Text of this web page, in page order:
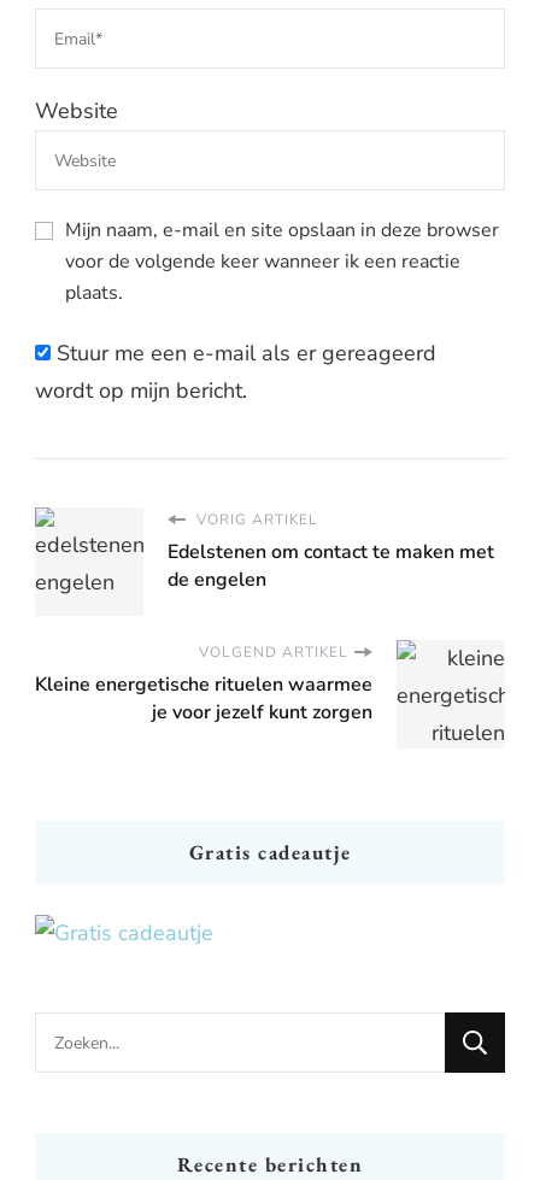
Website
Mijn naam, e-mail en site opslaan in deze browser
voor de volgende keer wanneer ik een reactie
plaats.
Stuur me een e-mail als er gereageerd
wordt op mijn bericht.
VORIG ARTIKEL
Edelstenen om contact te maken met
de engelen
VOLGEND ARTIKEL
Kleine energetische rituelen waarmee
je voor jezelf kunt zorgen
Gratis cadeautje
Looking
for
Recente berichten